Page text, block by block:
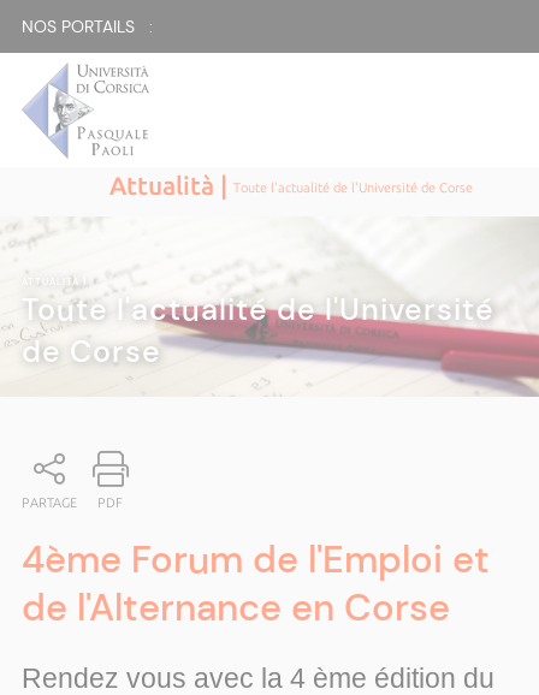
NOS PORTAILS :
Attualità |Toute l'actualité de l'Université de Corse
ATTUALITÀ|
Toute l'actualité de l'Université
de Corse
PARTAGE PDF
4ème Forum de l'Emploi et
de l'Alternance en Corse
Rendez vous avec la 4 ème édition du